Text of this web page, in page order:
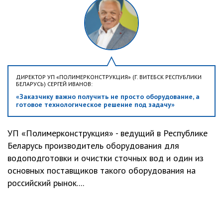
ДИРЕКТОР УП «ПОЛИМЕРКОНСТРУКЦИЯ» (Г. ВИТЕБСК РЕСПУБЛИКИ
БЕЛАРУСЬ) СЕРГЕЙ ИВАНОВ:
«Заказчику важно получить не просто оборудование, а
готовое технологическое решение под задачу»
УП «Полимерконструкция» - ведущий в Республике
Беларусь производитель оборудования для
водоподготовки и очистки сточных вод и один из
основных поставщиков такого оборудования на
российский рынок....